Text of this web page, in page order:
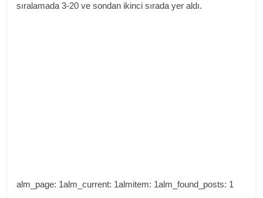
sıralamada 3-20 ve sondan ikinci sırada yer aldı.
alm_page: 1alm_current: 1almitem: 1alm_found_posts: 1